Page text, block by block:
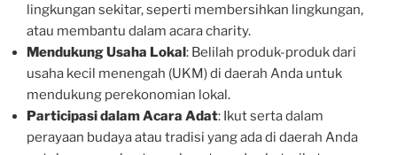
lingkungan sekitar, seperti membersihkan lingkungan,
atau membantu dalam acara charity.
Mendukung Usaha Lokal: Belilah produk-produk dari
usaha kecil menengah (UKM) di daerah Anda untuk
mendukung perekonomian lokal.
Participasi dalam Acara Adat: Ikut serta dalam
perayaan budaya atau tradisi yang ada di daerah Anda